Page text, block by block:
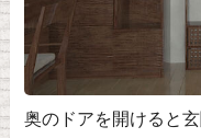
奥のドアを開けると